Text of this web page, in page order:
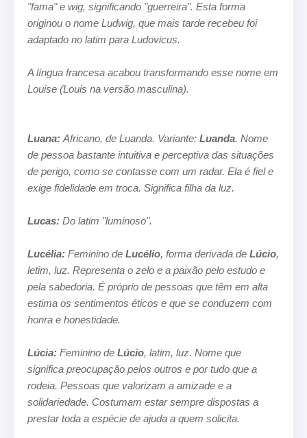
"fama" e wig, significando "guerreira". Esta forma
originou o nome Ludwig, que mais tarde recebeu foi
adaptado no latim para Ludovicus.
A língua francesa acabou transformando esse nome em
Louise (Louis na versão masculina).
Luana: Africano, de Luanda. Variante: Luanda. Nome
de pessoa bastante intuitiva e perceptiva das situações
de perigo, como se contasse com um radar. Ela é fiel e
exige fidelidade em troca. Significa filha da luz.
Lucas: Do latim "luminoso".
Lucélia: Feminino de Lucélio, forma derivada de Lúcio,
letim, luz. Representa o zelo e a paixão pelo estudo e
pela sabedoria. É próprio de pessoas que têm em alta
estima os sentimentos éticos e que se conduzem com
honra e honestidade.
Lúcia: Feminino de Lúcio, latim, luz. Nome que
significa preocupação pelos outros e por tudo que a
rodeia. Pessoas que valorizam a amizade e a
solidariedade. Costumam estar sempre dispostas a
prestar toda a espécie de ajuda a quem solicita.